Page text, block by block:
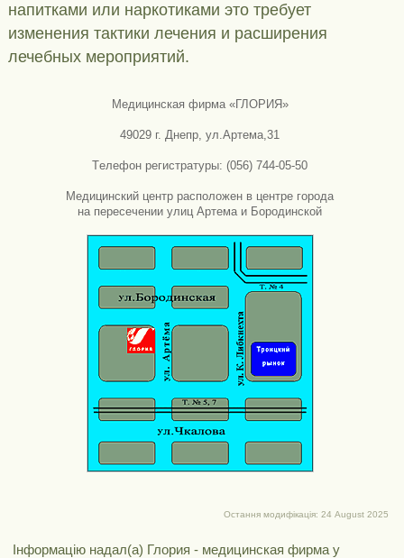
напитками или наркотиками это требует
изменения тактики лечения и расширения
лечебных мероприятий.
Медицинская фирма «ГЛОРИЯ»
49029 г. Днепр, ул.Артема,31
Tелефон регистратуры: (056) 744-05-50
Медицинский центр расположен в центре города
на пересечении улиц Артема и Бородинской
Остання модифікація: 24 August 2025
Інформацію надал(а) Глория - медицинская фирма у